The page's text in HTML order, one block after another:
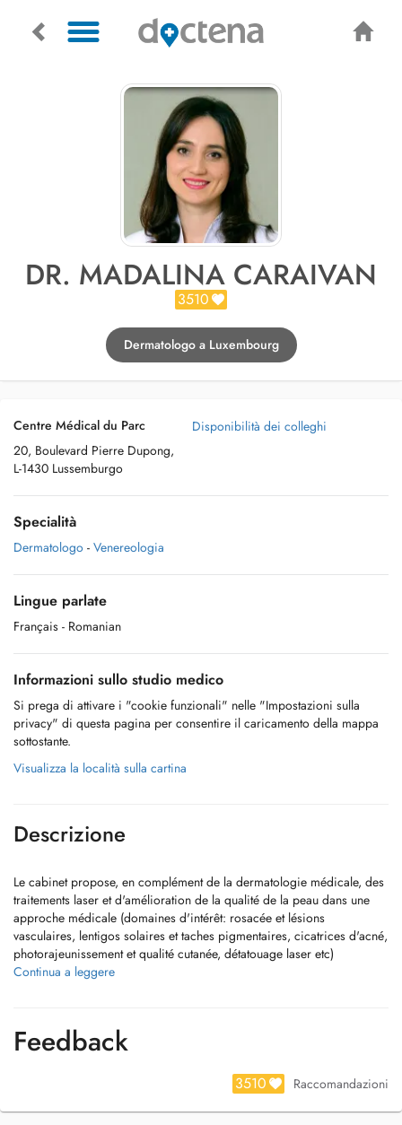
DR. MADALINA CARAIVAN
3510
Dermatologo a Luxembourg
Centre Médical du Parc
20, Boulevard Pierre Dupong,
L-1430 Lussemburgo
Disponibilità dei colleghi
Specialità
Dermatologo - Venereologia
Lingue parlate
Français - Romanian
Informazioni sullo studio medico
Si prega di attivare i "cookie funzionali" nelle "Impostazioni sulla
privacy" di questa pagina per consentire il caricamento della mappa
sottostante.
Visualizza la località sulla cartina
Descrizione
Le cabinet propose, en complément de la dermatologie médicale, des
traitements laser et d'amélioration de la qualité de la peau dans une
approche médicale (domaines d'intérêt: rosacée et lésions
vasculaires, lentigos solaires et taches pigmentaires, cicatrices d'acné,
photorajeunissement et qualité cutanée, détatouage laser etc)
Paiement par carte bancaire ou espèces uniquement.
En cas d'empêchement ou d'annulation de rendez-vous, merci de
décommander votre réservation 24h avant la visite. Tout rendez-vous
non honoré et non annulé 24h au préalable sera facturé ("RV non
Continua a leggere
Feedback
3510 Raccomandazioni